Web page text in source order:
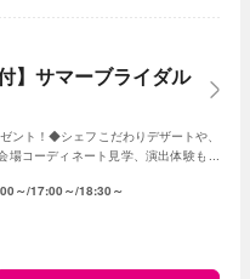
】サマーブライダル
ント！◆シェフこだわりデザートや、
コーディネート見学、演出体験もあ
～ 17:00～ 18:30～